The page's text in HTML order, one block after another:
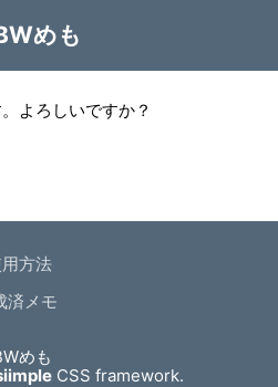
めも
よろしいですか？
方法
済メモ
めも
CSS framework.